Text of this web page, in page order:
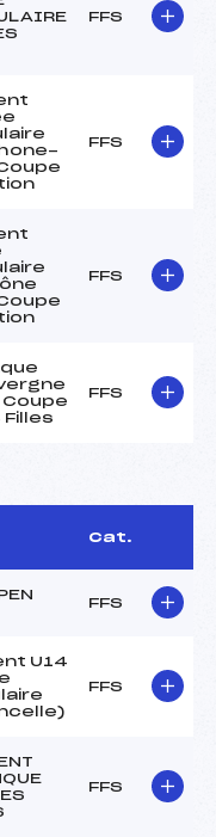
FFS
FFS
FFS
Coupe
Filles
FFS
Cat.
FFS
U14
FFS
FFS